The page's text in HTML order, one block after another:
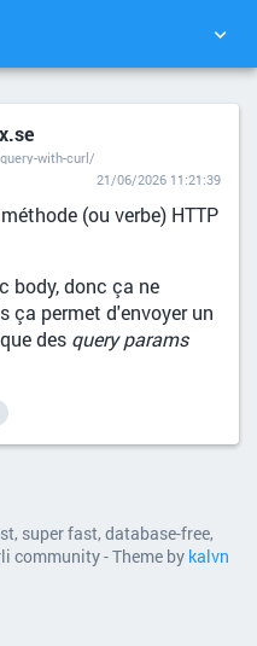
PICTURE WALL
SEARCH
with-curl/
21/06/2026 11:21:39
(ou verbe) HTTP
body, donc ça ne
ça permet d'envoyer un
des query params
super fast, database-free,
community - Theme by kalvn